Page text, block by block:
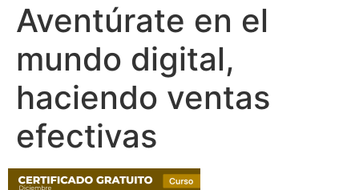
Aventúrate en el
mundo digital,
haciendo ventas
efectivas